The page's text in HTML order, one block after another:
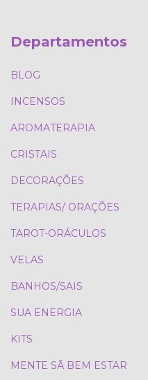
Departamentos
BLOG
INCENSOS
AROMATERAPIA
CRISTAIS
DECORAÇÕES
TERAPIAS/ ORAÇÕES
TAROT-ORÁCULOS
VELAS
BANHOS/SAIS
SUA ENERGIA
KITS
MENTE SÃ BEM ESTAR